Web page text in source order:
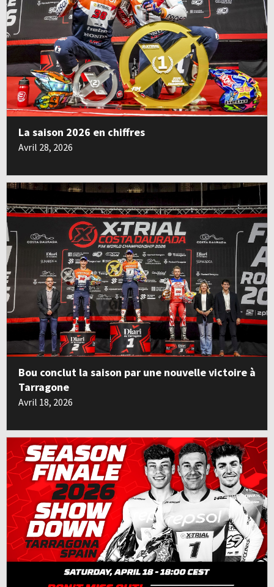
La saison 2026 en chiffres
Avril 28, 2026
Bou conclut la saison par une nouvelle victoire à
Tarragone
Avril 18, 2026